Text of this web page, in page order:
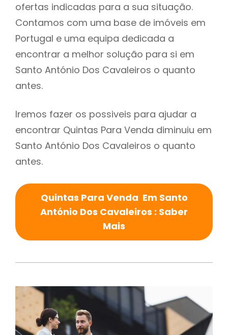
ofertas indicadas para a sua situação.
Contamos com uma base de imóveis em
Portugal e uma equipa dedicada a
encontrar a melhor solução para si em
Santo António Dos Cavaleiros o quanto
antes.
Iremos fazer os possiveis para ajudar a
encontrar Quintas Para Venda diminuiu em
Santo António Dos Cavaleiros o quanto
antes.
Quintas Para Venda Em Santo
António Dos Cavaleiros : Saber
Mais